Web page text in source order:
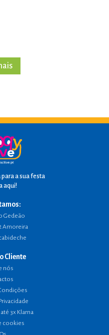
para a sua festa
aqui!
Gedeão
Amoreira
Cliente
nós
3x Klarna
cookies